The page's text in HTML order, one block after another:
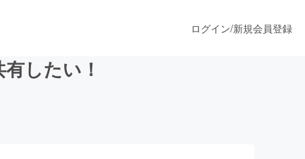
ログイン/新規会員登録
したい！